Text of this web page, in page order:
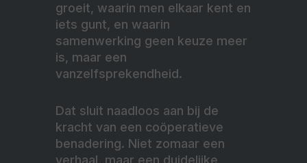
groeit, waarin men elkaar kent en
iets gunt, en waarin
samenwerking geen keuze meer
is, maar een
vanzelfsprekendheid.
Dat sluit naadloos aan bij de
kracht van een coöperatieve
benadering. Niet zomaar een